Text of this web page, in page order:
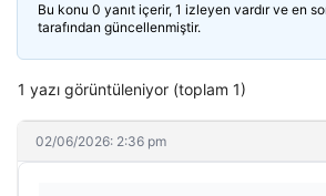
Bu konu 0 yanıt içerir, 1 izleyen vardır ve en
tarafından güncellenmiştir.
1 yazı görüntüleniyor (toplam 1)
02/06/2026: 2:36 pm